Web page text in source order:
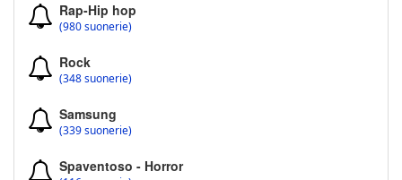
Rap-Hip hop
(980 suonerie)
Rock
(348 suonerie)
Samsung
(339 suonerie)
Spaventoso - Horror